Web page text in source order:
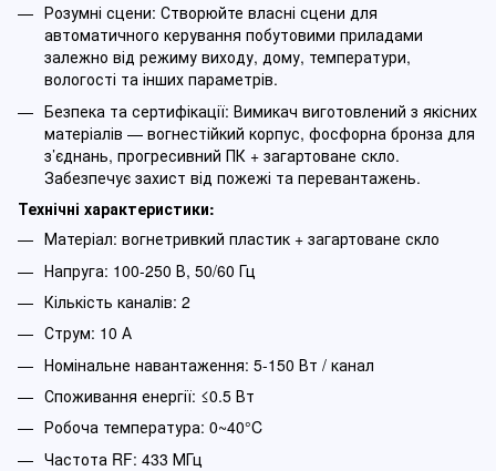
Розумні сцени: Створюйте власні сцени для
автоматичного керування побутовими приладами
залежно від режиму виходу, дому, температури,
вологості та інших параметрів.
Безпека та сертифікації: Вимикач виготовлений з якісних
матеріалів — вогнестійкий корпус, фосфорна бронза для
з’єднань, прогресивний ПК + загартоване скло.
Забезпечує захист від пожежі та перевантажень.
Технічні характеристики:
Матеріал: вогнетривкий пластик + загартоване скло
Напруга: 100-250 В, 50/60 Гц
Кількість каналів: 2
Струм: 10 А
Номінальне навантаження: 5-150 Вт / канал
Споживання енергії: ≤0.5 Вт
Робоча температура: 0~40°C
Частота RF: 433 МГц